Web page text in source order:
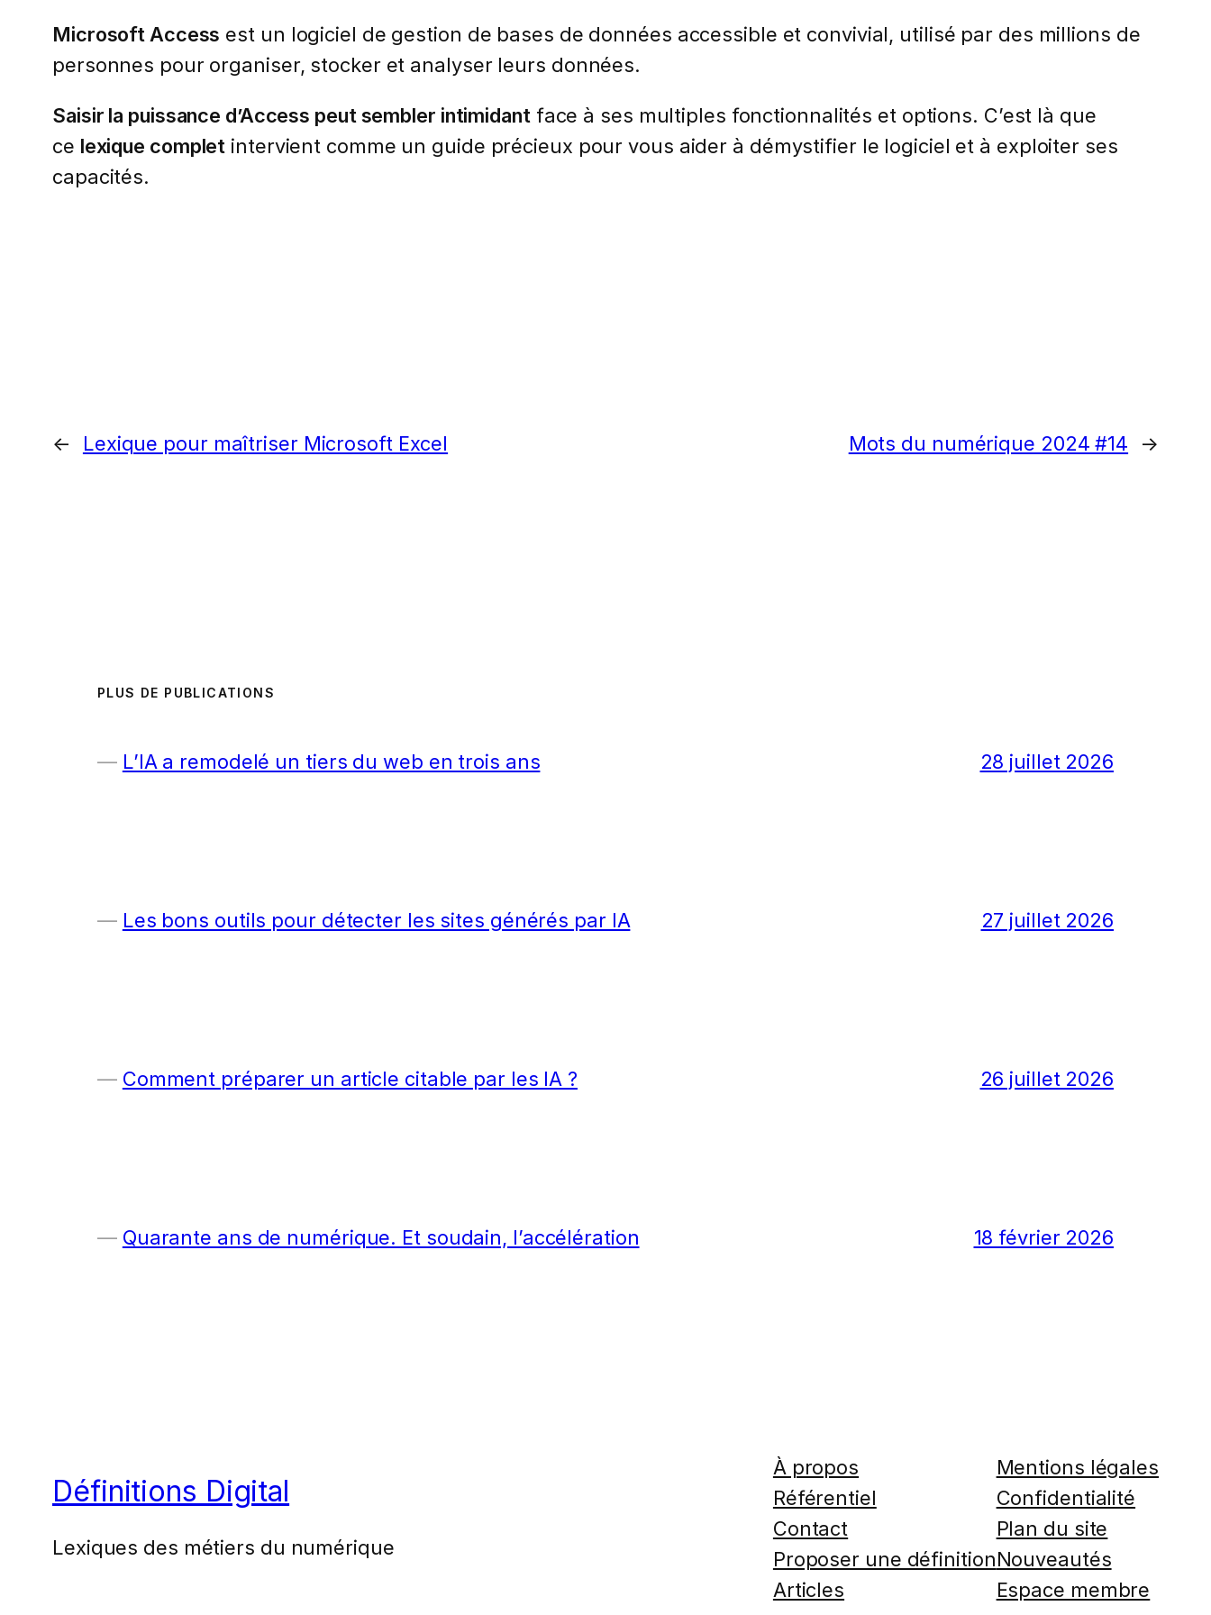
Microsoft Access est un logiciel de gestion de bases de données accessible et convivial, utilisé par des millions de
personnes pour organiser, stocker et analyser leurs données.
Saisir la puissance d’Access peut sembler intimidant face à ses multiples fonctionnalités et options. C’est là que
ce lexique complet intervient comme un guide précieux pour vous aider à démystifier le logiciel et à exploiter ses
capacités.
← Lexique pour maîtriser Microsoft Excel Mots du numérique 2024 #14 →
PLUS DE PUBLICATIONS
L’IA a remodelé un tiers du web en trois ans 28 juillet 2026
Les bons outils pour détecter les sites générés par IA 27 juillet 2026
Comment préparer un article citable par les IA ? 26 juillet 2026
Quarante ans de numérique. Et soudain, l’accélération 18 février 2026
Définitions Digital
Lexiques des métiers du numérique
À propos
Référentiel
Contact
Proposer une définition
Articles
Mentions légales
Confidentialité
Plan du site
Nouveautés
Espace membre